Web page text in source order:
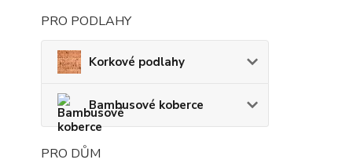
PRO PODLAHY
Korkové podlahy
Bambusové koberce
PRO DŮM